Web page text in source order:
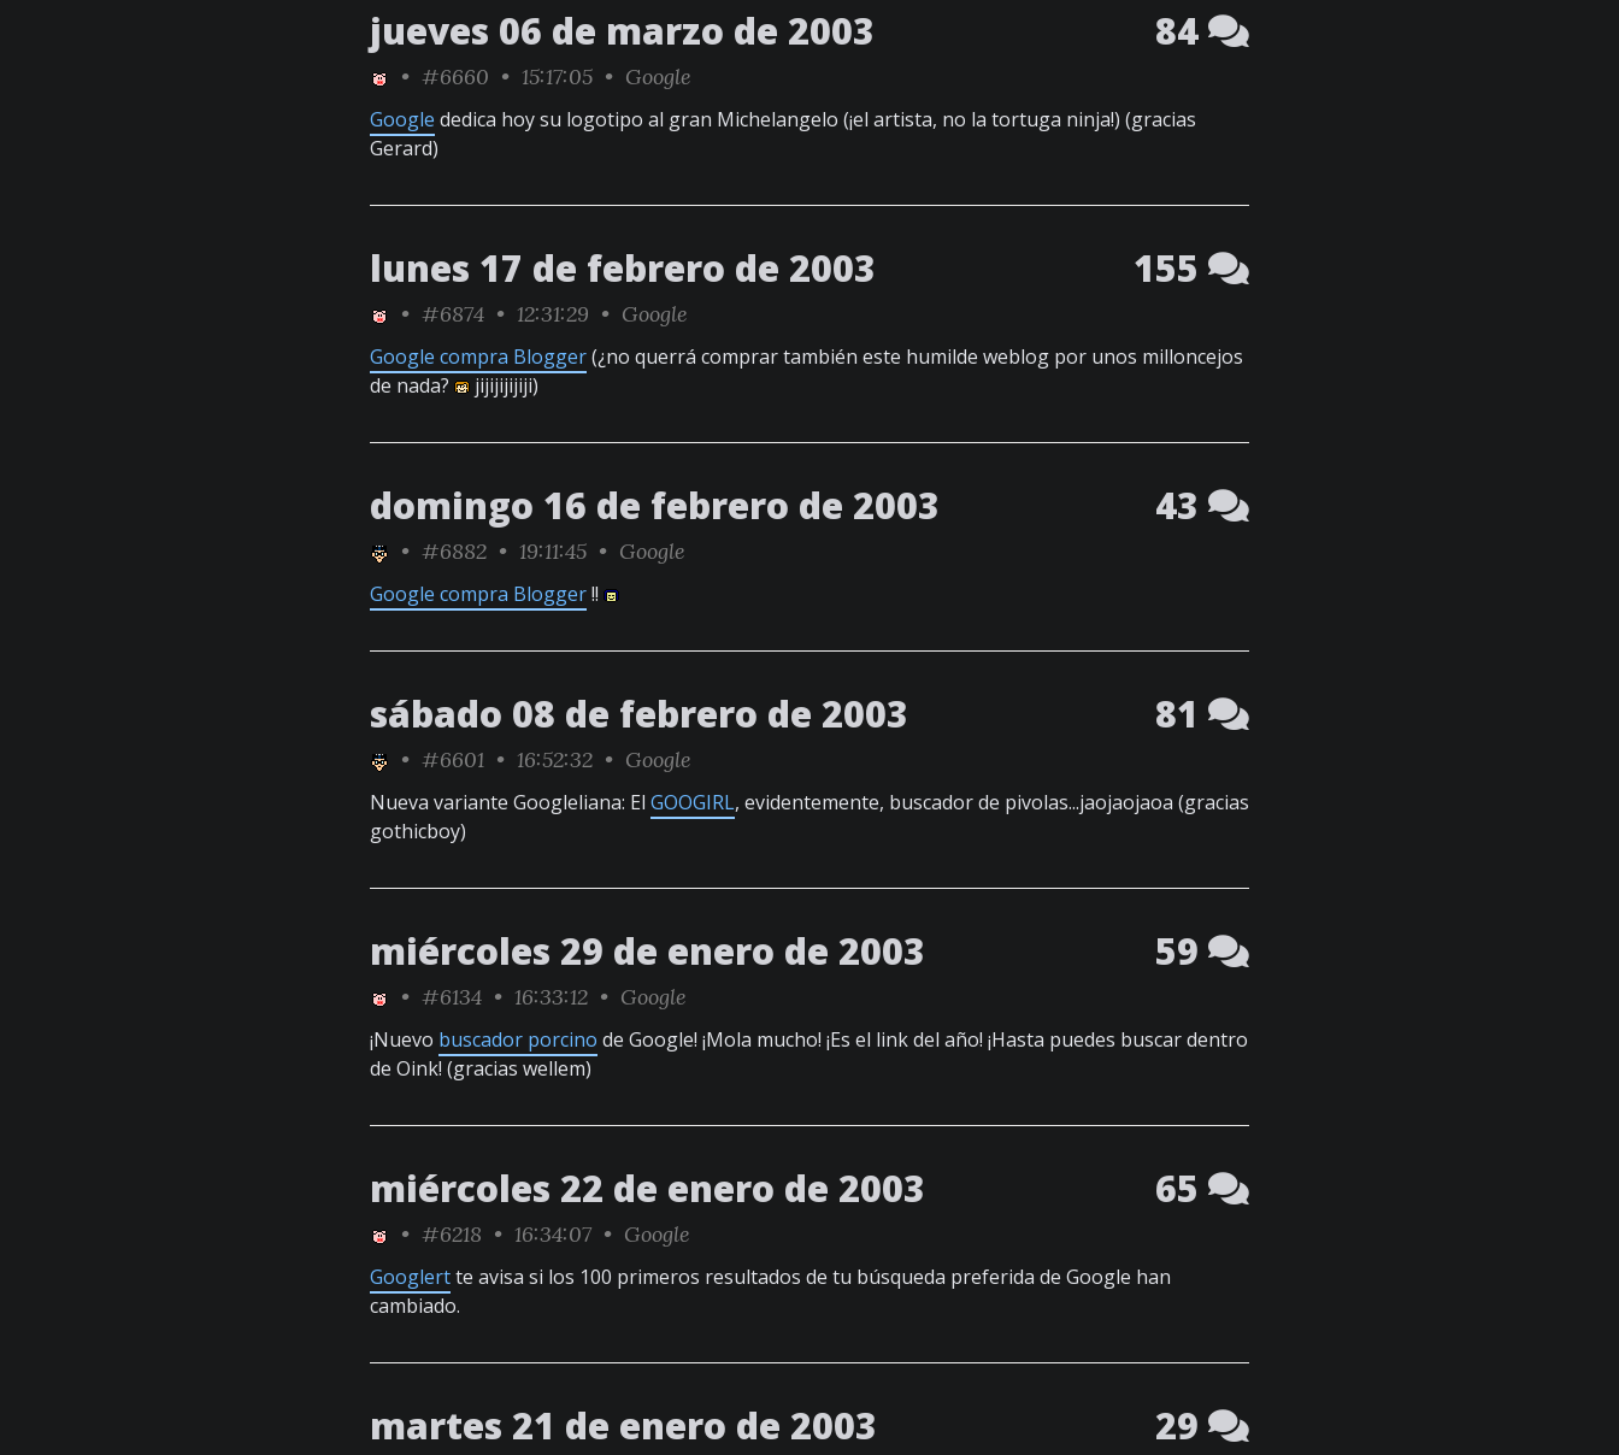
jueves 06 de marzo de 2003 84
• #6660 • 15:17:05 • Google
Google dedica hoy su logotipo al gran Michelangelo (¡el artista, no la tortuga ninja!) (gracias
Gerard)
lunes 17 de febrero de 2003 155
• #6874 • 12:31:29 • Google
Google compra Blogger(¿no querrá comprar también este humilde weblog por unos milloncejos
de nada?
jijijijijiji)
domingo 16 de febrero de 2003 43
• #6882 • 19:11:45 • Google
Google compra Blogger!!
sábado 08 de febrero de 2003 81
• #6601 • 16:52:32 • Google
Nueva variante Googleliana: El GOOGIRL, evidentemente, buscador de pivolas...jaojaojaoa (gracias
gothicboy)
miércoles 29 de enero de 2003 59
• #6134 • 16:33:12 • Google
¡Nuevo buscador porcino de Google! ¡Mola mucho! ¡Es el link del año! ¡Hasta puedes buscar dentro
de Oink! (gracias wellem)
miércoles 22 de enero de 2003 65
• #6218 • 16:34:07 • Google
Googlertte avisa si los 100 primeros resultados de tu búsqueda preferida de Google han
cambiado.
martes 21 de enero de 2003 29